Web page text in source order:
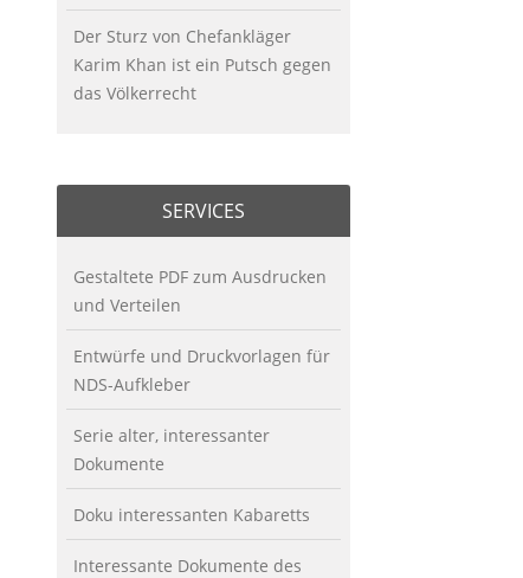
Der Sturz von Chefankläger
Karim Khan ist ein Putsch gegen
das Völkerrecht
SERVICES
Gestaltete PDF zum Ausdrucken
und Verteilen
Entwürfe und Druckvorlagen für
NDS-Aufkleber
Serie alter, interessanter
Dokumente
Doku interessanten Kabaretts
Interessante Dokumente des